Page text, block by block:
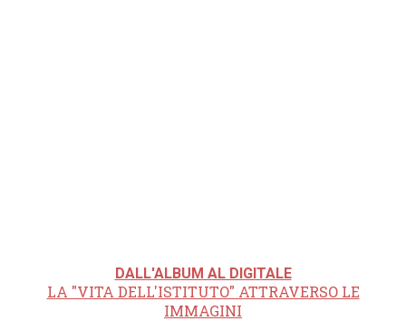
DALL'ALBUM AL DIGITALE
LA "VITA DELL'ISTITUTO" ATTRAVERSO LE
IMMAGINI